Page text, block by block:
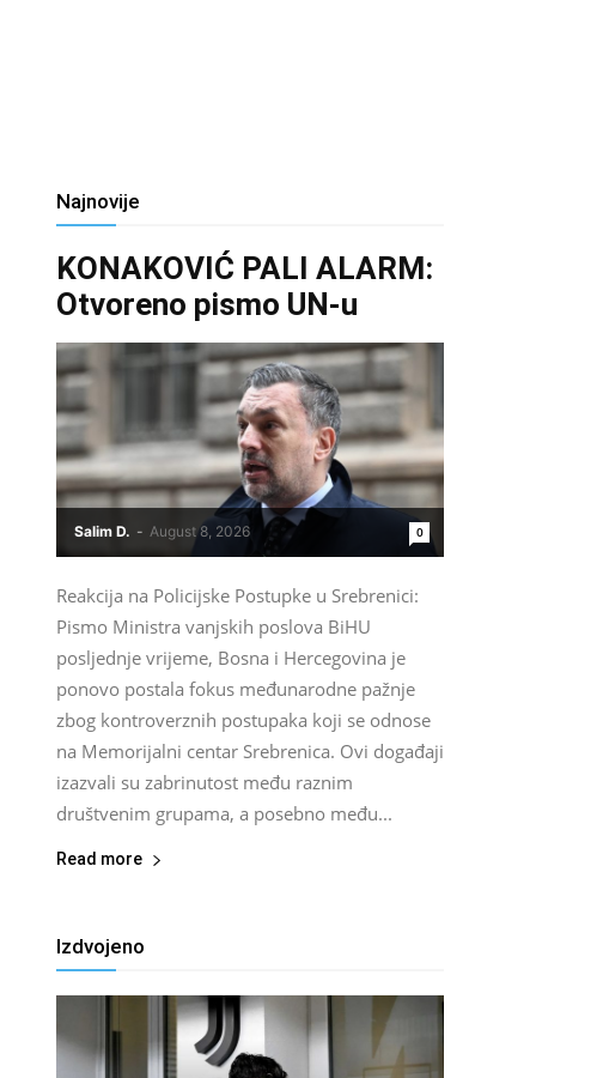
Najnovije
KONAKOVIĆ PALI ALARM:
Otvoreno pismo UN-u
Salim D. - August 8, 2026 0
Reakcija na Policijske Postupke u Srebrenici:
Pismo Ministra vanjskih poslova BiHU
posljednje vrijeme, Bosna i Hercegovina je
ponovo postala fokus međunarodne pažnje
zbog kontroverznih postupaka koji se odnose
na Memorijalni centar Srebrenica. Ovi događaji
izazvali su zabrinutost među raznim
društvenim grupama, a posebno među...
Read more
Izdvojeno